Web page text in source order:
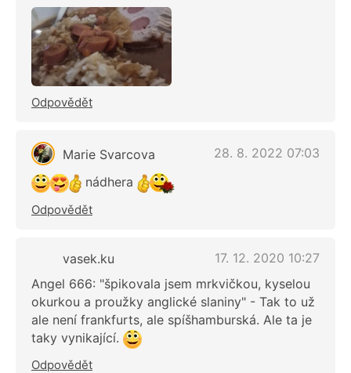
Odpovědět
Marie Svarcova
28. 8. 2022 07:03
nádhera
Odpovědět
vasek.ku
17. 12. 2020 10:27
Angel 666: "špikovala jsem mrkvičkou, kyselou
okurkou a proužky anglické slaniny" - Tak to už
ale není frankfurts, ale spíšhamburská. Ale ta je
taky vynikající.
Odpovědět